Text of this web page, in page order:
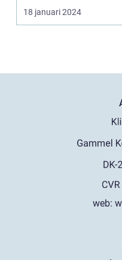
övergripande, grundlig
över...
18 januari 2024
web: